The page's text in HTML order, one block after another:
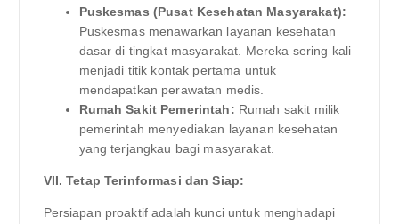
Puskesmas (Pusat Kesehatan Masyarakat):
Puskesmas menawarkan layanan kesehatan
dasar di tingkat masyarakat. Mereka sering kali
menjadi titik kontak pertama untuk
mendapatkan perawatan medis.
Rumah Sakit Pemerintah: Rumah sakit milik
pemerintah menyediakan layanan kesehatan
yang terjangkau bagi masyarakat.
VII. Tetap Terinformasi dan Siap:
Persiapan proaktif adalah kunci untuk menghadapi